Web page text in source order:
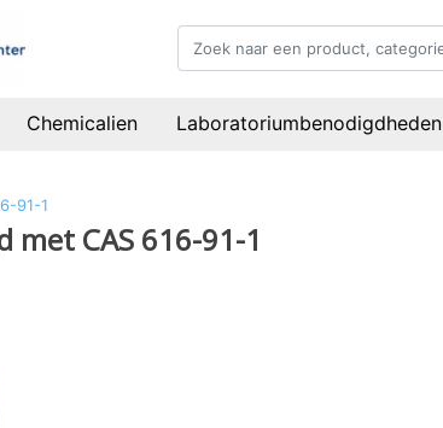
Chemicalien Laboratoriumbenodigdheden
91-1
met CAS 616-91-1